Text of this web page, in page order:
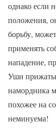
однако если
положения,
борьбу,
применять
нападение,
Уши
намордника
похожее на
неминуема!